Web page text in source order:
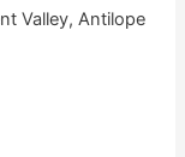
Valley, Antilope